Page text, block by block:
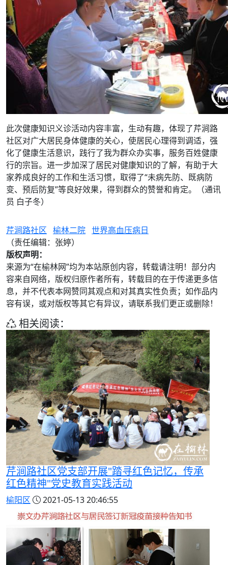
​此次健康知识义诊活动内容丰富，生动有趣，体现了芹涧路
社区对广大居民身体健康的关心，使居民心理得到调适，强
化了健康生活意识，践行了我为群众办实事，服务百姓健康
行的宗旨。进一步加深了居民对健康知识的了解，有助于大
家养成良好的工作和生活习惯，取得了“未病先防、既病防
变、预后防复”等良好效果，得到群众的赞誉和肯定。（通讯
员 白子冬）
芹涧路社区 榆林二院 世界高血压病日
（责任编辑：张婷）
版权声明：
来源为“在榆林网”均为本站原创内容，转载请注明！部分内
容来自网络，版权归原作者所有，转载目的在于传递更多信
息，并不代表本网赞同其观点和对其真实性负责；如作品内
容有误，或对版权等其它有异议，请联系我们更正或删除！
相关阅读：
芹涧路社区党支部开展"踏寻红色记忆，传承
红色精神"党史教育实践活动
榆阳区 2021-05-13 20:46:55